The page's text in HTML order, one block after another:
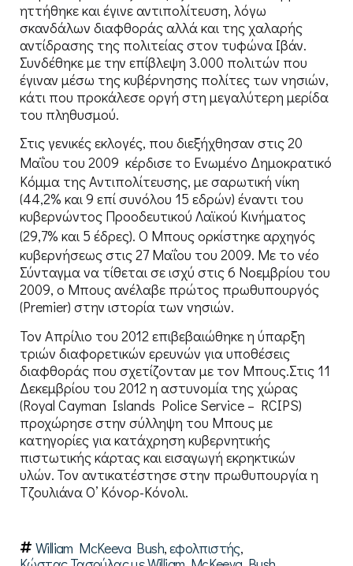
ηττήθηκε και έγινε αντιπολίτευση, λόγω
σκανδάλων διαφθοράς αλλά και της χαλαρής
αντίδρασης της πολιτείας στον τυφώνα Ιβάν.
Συνδέθηκε με την επίβλεψη 3.000 πολιτών που
έγιναν μέσω της κυβέρνησης πολίτες των νησιών,
κάτι που προκάλεσε οργή στη μεγαλύτερη μερίδα
του πληθυσμού.
Στις γενικές εκλογές, που διεξήχθησαν στις 20
Μαΐου του 2009 κέρδισε το Ενωμένο Δημοκρατικό
Κόμμα της Αντιπολίτευσης, με σαρωτική νίκη
(44,2% και 9 επί συνόλου 15 εδρών) έναντι του
κυβερνώντος Προοδευτικού Λαϊκού Κινήματος
(29,7% και 5 έδρες). Ο Μπους ορκίστηκε αρχηγός
κυβερνήσεως στις 27 Μαΐου του 2009. Με το νέο
Σύνταγμα να τίθεται σε ισχύ στις 6 Νοεμβρίου του
2009, ο Μπους ανέλαβε πρώτος πρωθυπουργός
(Premier) στην ιστορία των νησιών.
Τον Απρίλιο του 2012 επιβεβαιώθηκε η ύπαρξη
τριών διαφορετικών ερευνών για υποθέσεις
διαφθοράς που σχετίζονταν με τον Μπους.Στις 11
Δεκεμβρίου του 2012 η αστυνομία της χώρας
(Royal Cayman Islands Police Service – RCIPS)
προχώρησε στην σύλληψη του Μπους με
κατηγορίες για κατάχρηση κυβερνητικής
πιστωτικής κάρτας και εισαγωγή εκρηκτικών
υλών. Τον αντικατέστησε στην πρωθυπουργία η
Τζουλιάνα Ο’ Κόνορ-Κόνολι.
William McKeeva Bush,εφολπιστής,